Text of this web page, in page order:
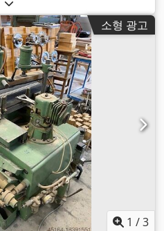
소형 광고
1 /3